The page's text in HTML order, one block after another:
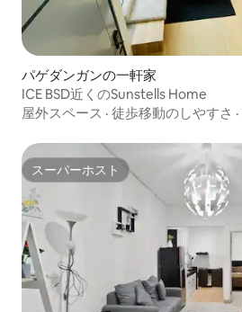
パゲダンガンの一軒家
ICE BSD近くのSunstells Home
屋外スペース · 徒歩移動のしやすさ ·
スーパーホスト
スーパーホスト